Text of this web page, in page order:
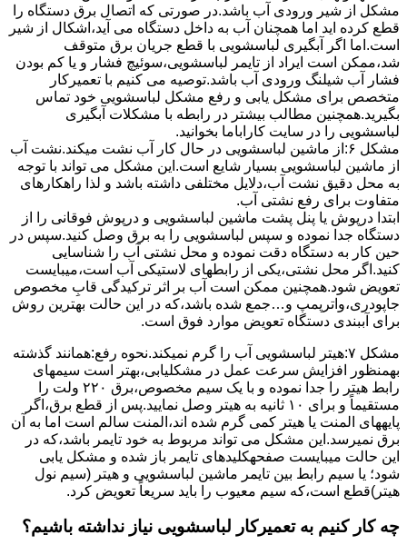
مشکل از شیر ورودی آب باشد.در صورتی که اتصال برق دستگاه را
قطع کرده اید اما همچنان آب به داخل دستگاه می آید،اشکال از شیر
است.اما اگر آبگیری لباسشویی با قطع جریان برق متوقف
شد،ممکن است ایراد از تایمر لباسشویی،سوئیچ فشار و یا کم بودن
فشار آب شیلنگ ورودی آب باشد.توصیه می کنیم با تعمیرکار
متخصص برای مشکل یابی و رفع مشکل لباسشویی خود تماس
بگیرید.همچنین مطالب بیشتر در رابطه با مشکلات آبگیری
لباسشویی را در سایت کاراباما بخوانید.
مشکل ۶:از ﻣﺎﺷﯿﻦ لباسشویی در ﺣﺎل ﮐﺎر آب ﻧﺸﺖ میکند.نشت آب
از ماشین لباسشویی بسیار شایع است.این مشکل می تواند با توجه
به محل دقیق نشت آب،دلایل مختلفی داشته باشد و لذا راهکارهای
متفاوت برای رفع نشتی آب.
ابتدا درپوش یا پنل ﭘﺸﺖ ﻣﺎﺷﯿﻦ لباسشویی و درپوش ﻓﻮﻗﺎﻧﯽ را از
دستگاه ﺟﺪا ﻧﻤﻮده و ﺳﭙﺲ لباسشویی را ﺑﻪ ﺑﺮق وصل ﮐﻨﯿﺪ.سپس در
حین کار به دستگاه دقت نموده و ﻣﺤﻞ نشتی آب را ﺷﻨﺎﺳﺎﯾﯽ
کنید.اﮔﺮ ﻣﺤﻞ نشتی،ﯾﮑﯽ از رابطهای ﻻﺳﺘﯿﮑﯽ آب اﺳﺖ،میبایست
ﺗﻌﻮﯾﺾ شود.همچنین ﻣﻤﮑﻦ اﺳﺖ آب بر اثر ﺗﺮﮐﯿﺪﮔﯽ قابِ ﻣﺨﺼﻮص
ﺟﺎﭘﻮدری،واترپمپ و…جمع شده ﺑﺎﺷﺪ،ﮐﻪ در این حالت بهترین روش
برای آببندی دستگاه ﺗﻌﻮﯾﺾ ﻣﻮارد ﻓﻮق اﺳﺖ.
مشکل ۷:ﻫﯿﺘﺮ لباسشویی آب را ﮔﺮم نمیکند.نحوه رﻓﻊ:ﻫﻤﺎﻧﻨﺪ ﮔﺬﺷﺘﻪ
بهمنظور اﻓﺰاﯾﺶ ﺳﺮﻋﺖ ﻋﻤﻞ در مشکلیابی،بهتر است سیمهای
راﺑﻂ ﻫﯿﺘﺮ را ﺟﺪا ﻧﻤﻮده و ﺑﺎ ﯾﮏ ﺳﯿﻢ ﻣﺨﺼﻮص،برق ۲۲۰ ولت را
مستقیماً و برای ۱۰ ﺛﺎﻧﯿﻪ ﺑﻪ ﻫﯿﺘﺮ وصل نمایید.ﭘﺲ از ﻗﻄﻊ ﺑﺮق،اﮔﺮ
پایههای اﻟﻤﻨﺖ یا هیتر کمی ﮔﺮم ﺷﺪه اند،اﻟﻤﻨﺖ ﺳﺎﻟﻢ است اما ﺑﻪ آن
ﺑﺮق نمیرسد.اﯾﻦ ﻣﺸﮑﻞ می تواند مربوط به ﺧﻮد ﺗﺎﯾﻤﺮ باشد،ﮐﻪ در
این حالت میبایست صفحهکلیدهای ﺗﺎﯾﻤﺮ باز شده و مشکل یابی
شود؛ ﯾﺎ ﺳﯿﻢ راﺑﻂ ﺑﯿﻦ ﺗﺎﯾﻤﺮ ماشین لباسشویی و ﻫﯿﺘﺮ (سیم ﻧﻮل
ﻫﯿﺘﺮ)ﻗﻄﻊ اﺳﺖ،ﮐﻪ ﺳﯿﻢ ﻣﻌﯿﻮب را ﺑﺎﯾﺪ سریعاً ﺗﻌﻮﯾﺾ کرد.
چه کار کنیم به تعمیرکار لباسشویی نیاز نداشته باشیم؟